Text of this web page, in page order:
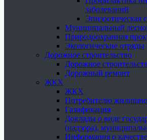
заболеваний
Эпизоотическая
Муниципальный
Природоохранная
Экологические отряды
Дорожное строительство
Дорожное
Дорожный ремонт
ЖКХ
ЖКХ
Потребителю
Газификация
Доклады о виде
(надзора),
Информация о